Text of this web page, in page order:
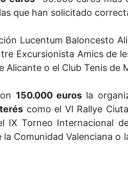
que han solicitado
Lucentum Baloncesto
Excursionista Amics de
o el Club Tenis de
150.000 euros la
como el VI Rallye
IX Torneo Internacional
Comunidad Valenciana o